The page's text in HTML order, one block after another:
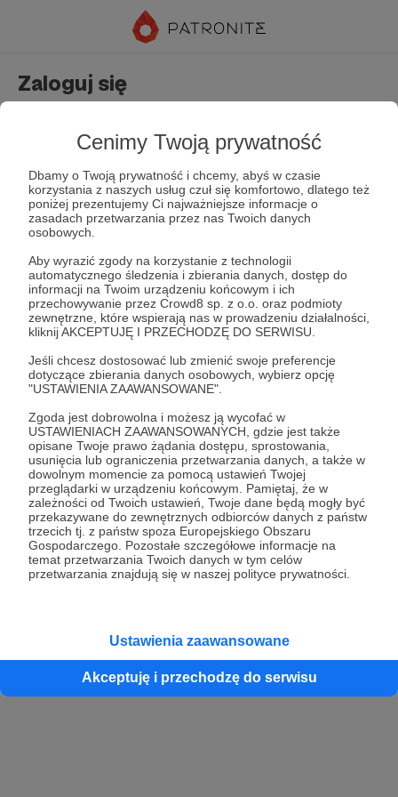
Cenimy Twoją prywatność
Dbamy o Twoją prywatność i chcemy, abyś w czasie
korzystania z naszych usług czuł się komfortowo, dlatego też
poniżej prezentujemy Ci najważniejsze informacje o
zasadach przetwarzania przez nas Twoich danych
osobowych.
Aby wyrazić zgody na korzystanie z technologii
automatycznego śledzenia i zbierania danych, dostęp do
informacji na Twoim urządzeniu końcowym i ich
przechowywanie przez Crowd8 sp. z o.o. oraz podmioty
zewnętrzne, które wspierają nas w prowadzeniu działalności,
kliknij AKCEPTUJĘ I PRZECHODZĘ DO SERWISU.
Jeśli chcesz dostosować lub zmienić swoje preferencje
dotyczące zbierania danych osobowych, wybierz opcję
"USTAWIENIA ZAAWANSOWANE".
Zgoda jest dobrowolna i możesz ją wycofać w
USTAWIENIACH ZAAWANSOWANYCH, gdzie jest także
opisane Twoje prawo żądania dostępu, sprostowania,
usunięcia lub ograniczenia przetwarzania danych, a także w
dowolnym momencie za pomocą ustawień Twojej
przeglądarki w urządzeniu końcowym. Pamiętaj, że w
zależności od Twoich ustawień, Twoje dane będą mogły być
przekazywane do zewnętrznych odbiorców danych z państw
trzecich tj. z państw spoza Europejskiego Obszaru
Gospodarczego. Pozostałe szczegółowe informacje na
temat przetwarzania Twoich danych w tym celów
przetwarzania znajdują się w naszej polityce prywatności.
Ustawienia zaawansowane
Akceptuję i przechodzę do serwisu
Zaloguj się
Zapamiętaj mnie Zapomniałeś hasła?
Zaloguj
lub
Kontynuuj z Google
Kontynuuj z Facebook
Kontynuuj z Apple
konta przez osobę niepełnoletnią” dostępny w regulaminie Patronite.pl